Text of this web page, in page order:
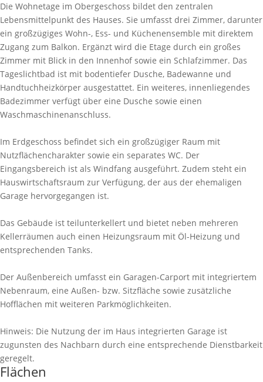
Die Wohnetage im Obergeschoss bildet den zentralen
Lebensmittelpunkt des Hauses. Sie umfasst drei Zimmer, darunter
ein großzügiges Wohn-, Ess- und Küchenensemble mit direktem
Zugang zum Balkon. Ergänzt wird die Etage durch ein großes
Zimmer mit Blick in den Innenhof sowie ein Schlafzimmer. Das
Tageslichtbad ist mit bodentiefer Dusche, Badewanne und
Handtuchheizkörper ausgestattet. Ein weiteres, innenliegendes
Badezimmer verfügt über eine Dusche sowie einen
Waschmaschinenanschluss.
Im Erdgeschoss befindet sich ein großzügiger Raum mit
Nutzflächencharakter sowie ein separates WC. Der
Eingangsbereich ist als Windfang ausgeführt. Zudem steht ein
Hauswirtschaftsraum zur Verfügung, der aus der ehemaligen
Garage hervorgegangen ist.
Das Gebäude ist teilunterkellert und bietet neben mehreren
Kellerräumen auch einen Heizungsraum mit Öl-Heizung und
entsprechenden Tanks.
Der Außenbereich umfasst ein Garagen-Carport mit integriertem
Nebenraum, eine Außen- bzw. Sitzfläche sowie zusätzliche
Hofflächen mit weiteren Parkmöglichkeiten.
Hinweis: Die Nutzung der im Haus integrierten Garage ist
zugunsten des Nachbarn durch eine entsprechende Dienstbarkeit
geregelt.
Flächen